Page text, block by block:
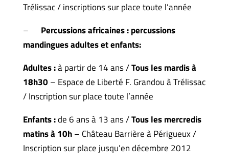
Trélissac / inscriptions sur place toute l’année
– Percussions africaines :percussions
mandingues adultes et enfants:
Adultes :à partir de 14 ans /Tous les mardis à
18h30– Espace de Liberté F. Grandou à Trélissac
/ Inscription sur place toute l’année
Enfants :de 6 ans à 13 ans /Tous les mercredis
matins à 10h– Château Barrière à Périgueux /
Inscription sur place jusqu’en décembre 2012